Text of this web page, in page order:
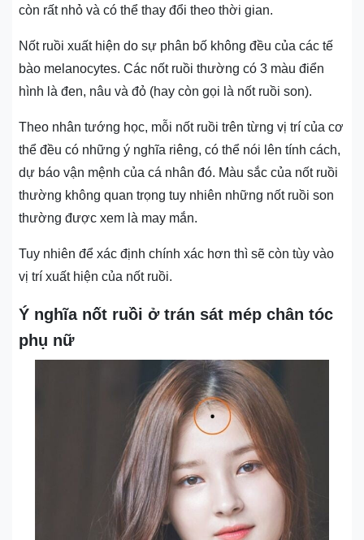
còn rất nhỏ và có thể thay đổi theo thời gian.
Nốt ruồi xuất hiện do sự phân bố không đều của các tế
bào melanocytes. Các nốt ruồi thường có 3 màu điển
hình là đen, nâu và đỏ (hay còn gọi là nốt ruồi son).
Theo nhân tướng học, mỗi nốt ruồi trên từng vị trí của cơ
thể đều có những ý nghĩa riêng, có thể nói lên tính cách,
dự báo vận mệnh của cá nhân đó. Màu sắc của nốt ruồi
thường không quan trọng tuy nhiên những nốt ruồi son
thường được xem là may mắn.
Tuy nhiên để xác định chính xác hơn thì sẽ còn tùy vào
vị trí xuất hiện của nốt ruồi.
Ý nghĩa nốt ruồi ở trán sát mép chân tóc
phụ nữ